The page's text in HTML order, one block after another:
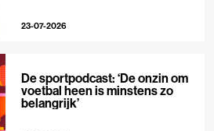
23-07-2026
De sportpodcast: ‘De onzin om
voetbal heen is minstens zo
belangrijk’